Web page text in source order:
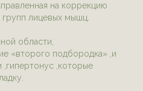
на коррекцию
лицевых мышц.
области,
«второго подбородка» ,и
,гипертонус ,которые